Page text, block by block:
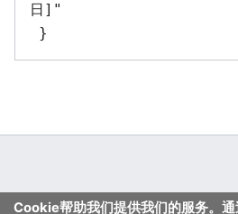
日]"
Cookie帮助我们提供我们的服务。